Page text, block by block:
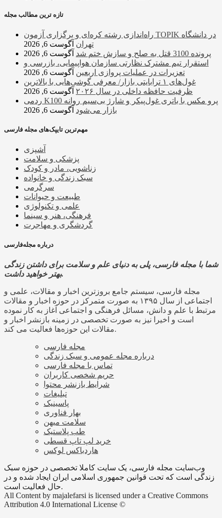
تازه ترین مطالب مجله
راه‌اندازی رشته کره‌ای و برگزاری آزمون TOPIK در دانشگاه
تهران آگوست 6, 2026
پرونده 3100 قتل به صلح و سازش ختم شد
آگوست 6, 2026
استقرار تیم مشترک نظارتی سازمان هواپیمایی، بازرسی و
تعزیرات در عملیات پروازی اربعین آگوست 6, 2026
غول‌های ۱ ترابایتی بازار/ معرفی گوشی‌هایی با بالاترین
ظرفیت حافظه داخلی در سال ۲۰۲۶
آگوست 6, 2026
ردمی K100 پرو مکس با باتری غول‌پیکر و شارژ بی‌سیم روانه
بازار می‌شود آگوست 6, 2026
مهم‌ترین تایپک‌های مجله فارسی
آشپزی
پزشکی و سلامت
زناشویی، مادر و کودک
سبک زندگی و خانواده
سرگرمی
طبیعت و حیوانات
علمی و تکنولوژی
فرهنگی، هنر و سینما
گردشگری و مهاجرت
درباره مجله‌فارسی
شما با مجله فارسی، پلی به دنیای علم و سلامت برای داشتن زندگی
بهتر خواهید داشت.
مجله فارسی، سیستم جامع بروزترین اخبار و مقالات، علمی و
اجتماعی از سال ۱۳۹۵ به صورت متمرکز در حوزه اخبار و مقالات
مرتبط با علم و دانش، مسائل فرهنگی و اجتماعی آغاز به کار نموده
است و اخیرا نیز به صورت تخصصی در زمینه بازنشر اخبار و
مقالات این حوزه‌ها فعالیت می کند.
مجله فارسی
درباره مجله عمومی و سبک زندگی
تماس با مجله فارسی
حریم شخصی کاربران
شرایط بازنشر محتوا
تبلیغات
پاسینیک
بهار فناوری
سلامت میهن
طب پلاستیک
خرید لپ تاپ قسطی
هاردباکس لوکس
وب‌سایت مجله فارسی، یک سایت کاملا تخصصی در حوزه سبک
زندگی است که تحت قوانین جمهوری اسلامی ایران ایجاد شده و در
حال فعالیت است.
All Content by majalefarsi is licensed under a Creative Commons
Attribution 4.0 International License ©️